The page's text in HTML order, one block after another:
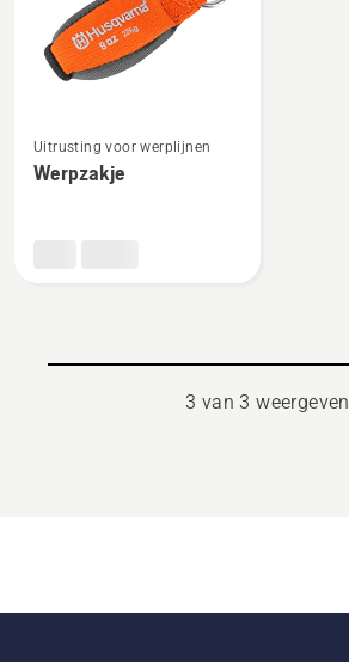
meer
details
Uitrusting voor werplijnen
Werpzakje
3 van 3 weergeven